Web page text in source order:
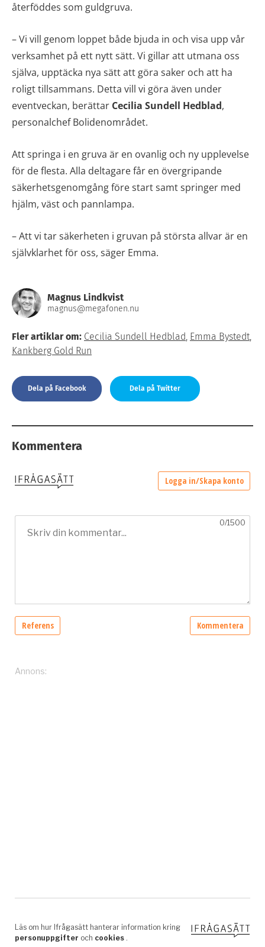
återföddes som guldgruva.
– Vi vill genom loppet både bjuda in och visa upp vår
verksamhet på ett nytt sätt. Vi gillar att utmana oss
själva, upptäcka nya sätt att göra saker och att ha
roligt tillsammans. Detta vill vi göra även under
eventveckan, berättar Cecilia Sundell Hedblad,
personalchef Bolidenområdet.
Att springa i en gruva är en ovanlig och ny upplevelse
för de flesta. Alla deltagare får en övergripande
säkerhetsgenomgång före start samt springer med
hjälm, väst och pannlampa.
– Att vi tar säkerheten i gruvan på största allvar är en
självklarhet för oss, säger Emma.
Magnus Lindkvist
magnus@megafonen.nu
Fler artiklar om: Cecilia Sundell Hedblad, Emma Bystedt,
Kankberg Gold Run
Dela på Facebook Dela på Twitter
Kommentera